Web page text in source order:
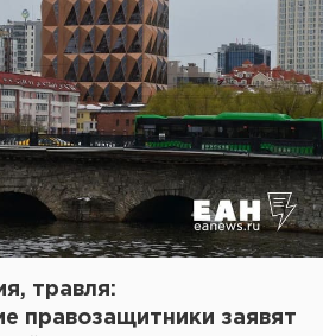
травля:
правозащитники заявят